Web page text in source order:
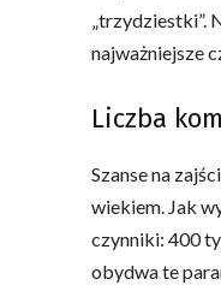
„trzydziestki”.
najważniejsze
Liczba
Szanse na
wiekiem. Jak
czynniki: 400
obydwa te